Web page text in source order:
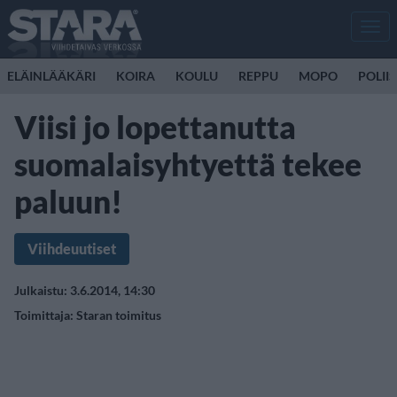
ELÄINLÄÄKÄRI KOIRA KOULU REPPU MOPO
Viisi jo lopettanutta
suomalaisyhtyettä tekee
paluun!
Viihdeuutiset
Julkaistu: 3.6.2014, 14:30
Toimittaja: Staran toimitus